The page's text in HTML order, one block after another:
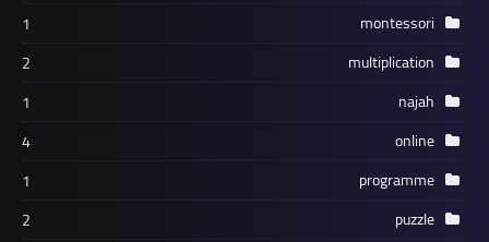
montessori
1
multiplication
2
najah
1
online
4
programme
1
puzzle
2